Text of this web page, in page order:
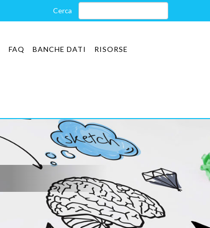
FAQ BANCHE DATI RISORSE